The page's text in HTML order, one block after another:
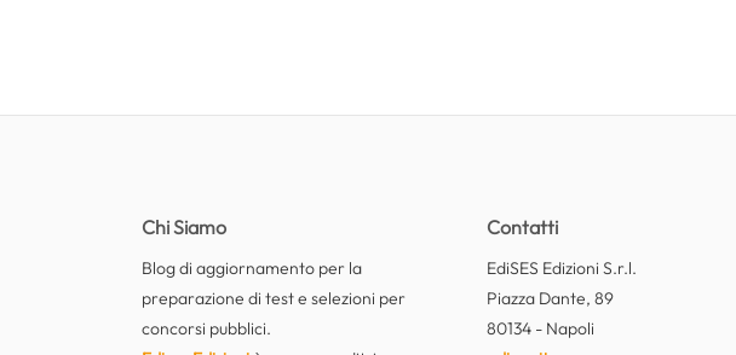
Chi Siamo
Blog di aggiornamento per la
preparazione di test e selezioni per
concorsi pubblici.
Contatti
EdiSES Edizioni S.r.l.
Piazza Dante, 89
80134 - Napoli